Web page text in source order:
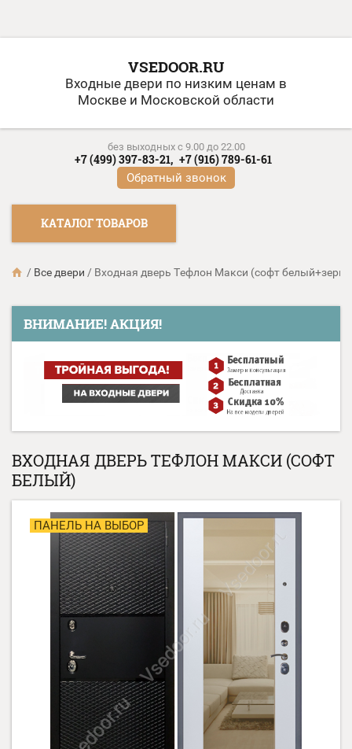
VSEDOOR.RU
Входные двери по низким ценам в
Москве и Московской области
без выходных c 9.00 до 22.00
+7 (499) 397-83-21, +7 (916) 789-61-61
Обратный звонок
КАТАЛОГ ТОВАРОВ
/ Все двери / Входная дверь Тефлон Макси (софт
ВНИМАНИЕ! АКЦИЯ!
ВХОДНАЯ ДВЕРЬ ТЕФЛОН МАКСИ (СОФТ
БЕЛЫЙ)
ПАНЕЛЬ НА ВЫБОР